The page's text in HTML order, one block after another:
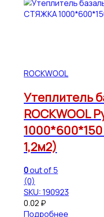
ROCKWOOL
Утеплитель
ROCKWOOL
1000*600*150
1,2м2)
0out of 5
(0)
SKU: 190923
0.02 ₽
Подробнее